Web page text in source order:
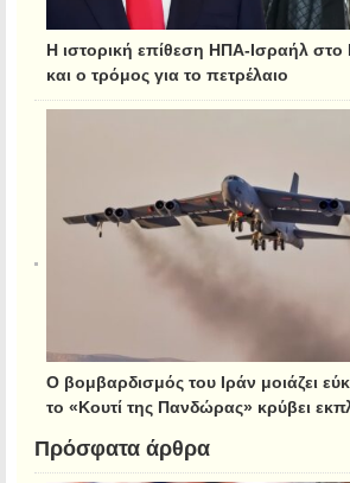
Η ιστορική επίθεση ΗΠΑ-Ισραήλ στο
και ο τρόμος για το πετρέλαιο
Ο βομβαρδισμός του Ιράν μοιάζει
το «Κουτί της Πανδώρας» κρύβει
Πρόσφατα άρθρα